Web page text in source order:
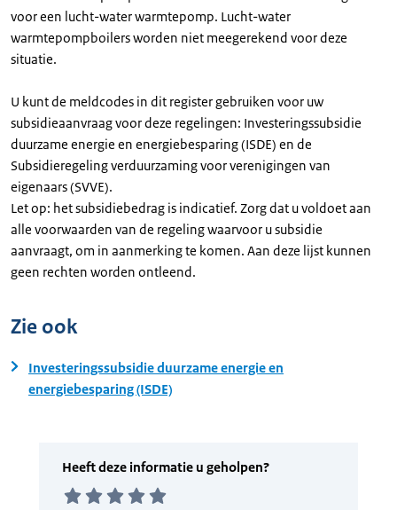
voor een lucht-water warmtepomp. Lucht-water
warmtepompboilers worden niet meegerekend voor deze
situatie.
U kunt de meldcodes in dit register gebruiken voor uw
subsidieaanvraag voor deze regelingen: Investeringssubsidie
duurzame energie en energiebesparing (ISDE) en de
Subsidieregeling verduurzaming voor verenigingen van
eigenaars (SVVE).
Let op: het subsidiebedrag is indicatief. Zorg dat u voldoet aan
alle voorwaarden van de regeling waarvoor u subsidie
aanvraagt, om in aanmerking te komen. Aan deze lijst kunnen
geen rechten worden ontleend.
Zie ook
Investeringssubsidie duurzame energie en
energiebesparing (ISDE)